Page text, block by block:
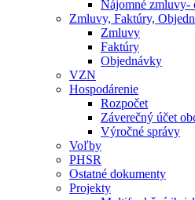
Nájomné zmluvy-
Zmluvy, Faktúry,
Zmluvy
Faktúry
Objednávky
VZN
Hospodárenie
Rozpočet
Záverečný účet
Výročné správy
Voľby
PHSR
Ostatné dokumenty
Projekty